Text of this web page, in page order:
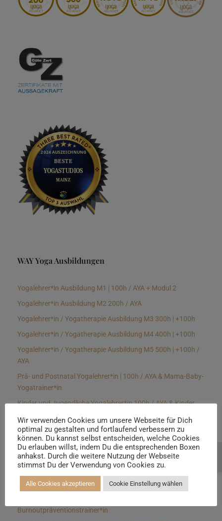
WAY Yoga Ausbildungen
Yogalehrer*in Ausbildung M1 | 100h / AYA + Modul 2
Yogalehrer*in Ausbildung M2 200h / AYA
Yogalehrer*in / Yogatherapie Ausbildung M3 300h | +100h
Yogalehrer*in / Yogatherapie Ausbildung M4 400h | +100h
Yogalehrer*in / Yogatherapie Ausbildung M5 500h | +100h /
AYA
Prä- und Postnatal Yogalehrer*in | 100h / AYA & Mama-Baby-
Yogatrainer*in
Kinder und Jugendliche Yogalehrer*in 100h / AYA & Kinder
Yin Yogalehrer*in | 100 h & Faszientrainer*in
Hormon Yogalehrer*in / Yogatherapeut*in &
Stressmanagementtrainer*in | 70h
Longevitytrainer*in
Burnoutpräventionstrainer*in
Wir verwenden Cookies um unsere Webseite für Dich
optimal zu gestalten und fortlaufend verbessern zu
können. Du kannst selbst entscheiden, welche Cookies
Du erlauben willst, indem Du die entsprechenden Boxen
anhakst. Durch die weitere Nutzung der Webseite
stimmst Du der Verwendung von Cookies zu.
Alle Cookies akzeptieren Cookie Einstellung wählen
Beratung buchen